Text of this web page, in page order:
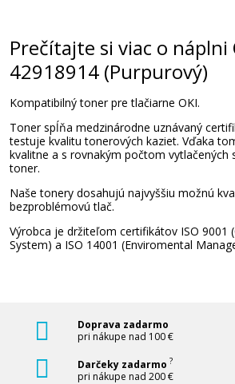
Originálny toner
Originálny toner
Prečítajte si viac o náplni
42918914 (Purpurový)
Kompatibilný toner pre tlačiarne OKI.
Toner spĺňa medzinárodne uznávaný
testuje kvalitu tonerových kaziet. Vďaka
kvalitne a s rovnakým počtom vytlačených
toner.
Naše tonery dosahujú najvyššiu možnú
bezproblémovú tlač.
Výrobca je držiteľom certifikátov ISO 9001
System) a ISO 14001 (Enviromental
Doprava zadarmo
pri nákupe nad 100 €
Darčeky zadarmo ?
pri nákupe nad 200 €